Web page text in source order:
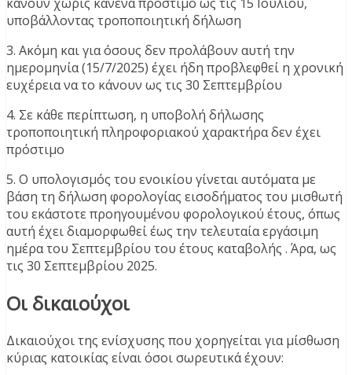
υποβάλλοντας τροποποιητική δήλωση
3. Ακόμη και για όσους δεν προλάβουν αυτή την
ημερομηνία (15/7/2025) έχει ήδη προβλεφθεί η χρονική
ευχέρεια να το κάνουν ως τις 30 Σεπτεμβρίου
4. Σε κάθε περίπτωση, η υποβολή δήλωσης
τροποποιητική πληροφοριακού χαρακτήρα δεν έχει
πρόστιμο
5. Ο υπολογισμός του ενοικίου γίνεται αυτόματα με
βάση τη δήλωση φορολογίας εισοδήματος του μισθωτή
του εκάστοτε προηγουμένου φορολογικού έτους, όπως
αυτή έχει διαμορφωθεί έως την τελευταία εργάσιμη
ημέρα του Σεπτεμβρίου του έτους καταβολής . Άρα, ως
τις 30 Σεπτεμβρίου 2025.
Οι δικαιούχοι
Δικαιούχοι της ενίσχυσης που χορηγείται για μίσθωση
κύριας κατοικίας είναι όσοι σωρευτικά έχουν: